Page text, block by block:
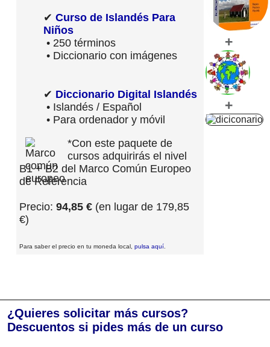
✔ Curso de Islandés Para
Niños
• 250 términos
• Diccionario con imágenes
✔ Diccionario Digital Islandés
• Islandés / Español
• Para ordenador y móvil
*Con este paquete de
cursos adquirirás el nivel
B1 + B2 del Marco Común Europeo
de Referencia
Precio: 94,85 € (en lugar de 179,85
€)
Para saber el precio en tu moneda local, pulsa aquí
+
+
¿Quieres solicitar más cursos?
Descuentos si pides más de un curso